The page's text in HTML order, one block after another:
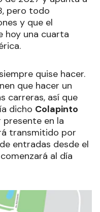
pero todo
y que el
hoy una cuarta
quise hacer.
que hacer un
carreras, así que
dicho Colapinto
en la
transmitido por
entradas desde el
al día